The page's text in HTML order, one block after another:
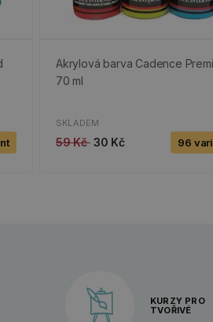
Akrylová barva Cadence
70 ml
SKLADEM
59 Kč 30 Kč 96
KURZY PRO
TVOŘIVÉ